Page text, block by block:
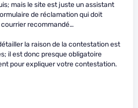
mais le site est juste un assistant
de réclamation qui doit
recommandé…
la raison de la contestation est
il est donc presque obligatoire
pour expliquer votre contestation.